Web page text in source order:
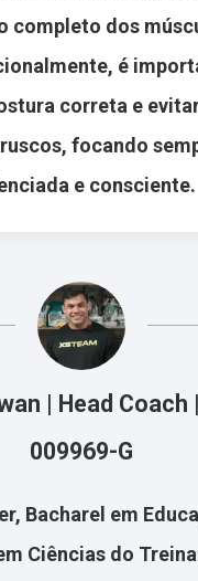
completo dos
é
correta e
focando
e consciente.
| Head Coach
009969-G
Bacharel em
Ciências do